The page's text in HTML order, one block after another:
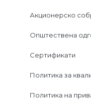
Акционерско
Општествена
Сертификати
Политика за
Политика на